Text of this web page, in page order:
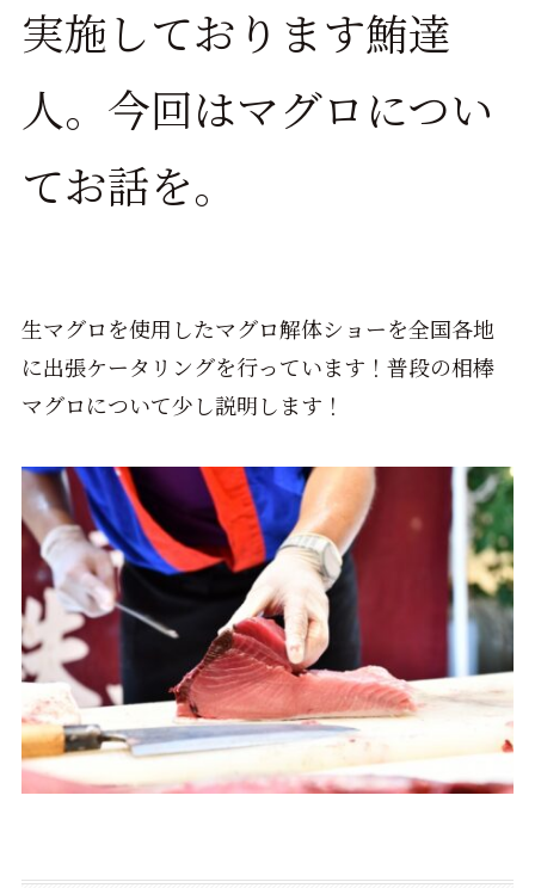
実施しております鮪達
人。今回はマグロについ
てお話を。
生マグロを使用したマグロ解体ショーを全国各地
に出張ケータリングを行っています！普段の相棒
マグロについて少し説明します！